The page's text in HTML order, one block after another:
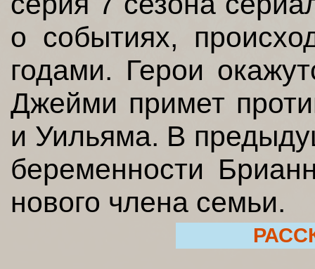
о событиях,
годами. Герои
Джейми примет
и Уильяма. В
беременности
нового члена семьи.